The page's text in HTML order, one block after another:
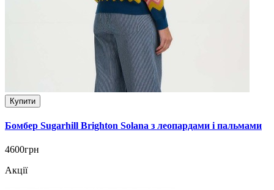
Купити
Бомбер Sugarhill Brighton Solana з леопардами і пальмами
4600грн
Акції